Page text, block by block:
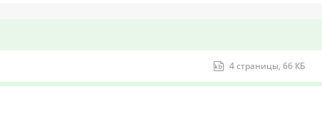
4 страницы, 66 КБ